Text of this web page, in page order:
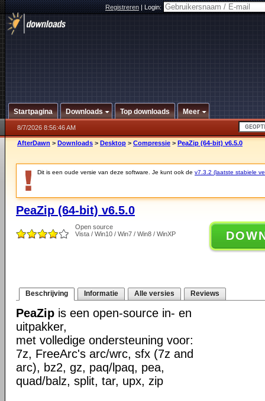
Registreren|Login:
Startpagina Downloads Top downloads Meer
8/7/2026 8:56:46 AM
AfterDawn > Downloads > Desktop > Compressie > PeaZip (64-bit) v6.5.0
Dit is een oude versie van deze software. Je kunt ook de v7.3.2 (laatste stabiele
PeaZip (64-bit) v6.5.0
Open source
Vista / Win10 / Win7 / Win8 / WinXP
Beschrijving Informatie Alle versies Reviews
PeaZip is een open-source in- en
uitpakker,
met volledige ondersteuning voor:
7z, FreeArc's arc/wrc, sfx (7z and
arc), bz2, gz, paq/lpaq, pea,
quad/balz, split, tar, upx, zip